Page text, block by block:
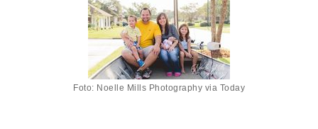
Foto: Noelle Mills Photography via Today